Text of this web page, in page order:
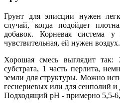
Грунт для эписции нужен
случай, когда подойдет
добавок. Корневая система у
чувствительная, ей нужен воздух.
Хорошая смесь выглядит так:
субстрата, 1 часть перлита,
земли для структуры. Можно
геснериевых или для сенполий и
Подходящий pH - примерно 5,5-